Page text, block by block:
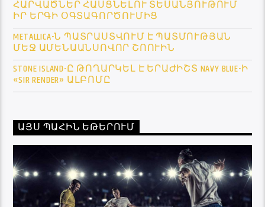
ՀԱՐՎԱԾՆԵՐ ՀԱՍՑՆԵԼՈՒ ՏԵՍԱՆՅՈՒԹՈՒՄ
ԻՐ ԵՐԳԻ ՕԳՏԱԳՈՐԾՈՒՄԻՑ
METALLICA-Ն ՊԱՏՐԱՍՏՎՈՒՄ Է ՊԱՏՄՈՒԹՅԱՆ
ՄԵՋ ԱՄԵՆԱԱՆՍՈՎՈՐ ՇՈՈՒԻՆ
STONE ISLAND-Ը ԹՈՂԱՐԿԵԼ Է ԵՐԱԺԻՇՏ NAVY BLUE-Ի
«SIR RENDER» ԱԼԲՈՄԸ
ԱՅՍ ՊԱՀԻՆ ԵԹԵՐՈՒՄ